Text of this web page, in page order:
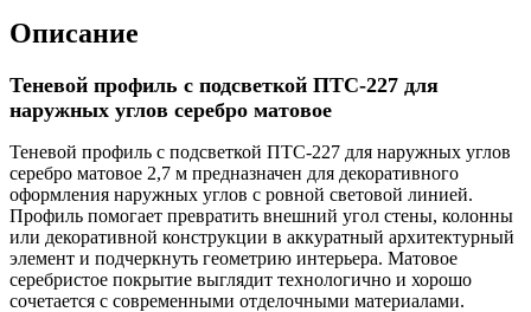
Описание
Теневой профиль с подсветкой ПТС-227 для
наружных углов серебро матовое
Теневой профиль с подсветкой ПТС-227 для наружных углов
серебро матовое 2,7 м предназначен для декоративного
оформления наружных углов с ровной световой линией.
Профиль помогает превратить внешний угол стены, колонны
или декоративной конструкции в аккуратный архитектурный
элемент и подчеркнуть геометрию интерьера. Матовое
серебристое покрытие выглядит технологично и хорошо
сочетается с современными отделочными материалами.